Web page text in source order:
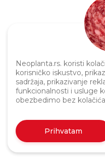
Neoplanta.rs. koristi
korisničko iskustvo,
sadržaja, prikazivanje
funkcionalnosti i usluge
obezbedimo bez
Prihvatam